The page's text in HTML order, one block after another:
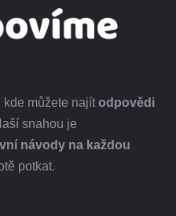
kde můžete najít odpovědi
snahou je
návody na každou
potkat.